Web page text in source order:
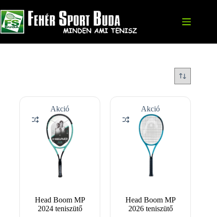
to
content
Akció
Head Boom MP
2024 teniszütő
Akció
Head Boom MP
2026 teniszütő